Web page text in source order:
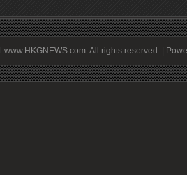
All rights reserved. |